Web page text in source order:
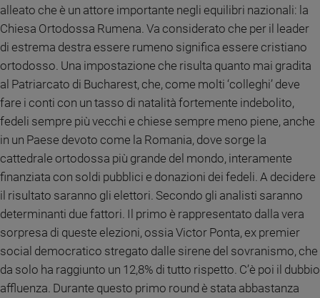
giovani
Adolescenza
Bioetica
Vai
Foto
Video
Podcast
Privacy
alleato che è un attore importante negli equilibri nazionali: la
Chiesa Ortodossa Rumena. Va considerato che per il leader
di estrema destra essere rumeno significa essere cristiano
ortodosso. Una impostazione che risulta quanto mai gradita
al Patriarcato di Bucharest, che, come molti ‘colleghi’ deve
fare i conti con un tasso di natalità fortemente indebolito,
fedeli sempre più vecchi e chiese sempre meno piene, anche
in un Paese devoto come la Romania, dove sorge la
cattedrale ortodossa più grande del mondo, interamente
finanziata con soldi pubblici e donazioni dei fedeli. A decidere
il risultato saranno gli elettori. Secondo gli analisti saranno
determinanti due fattori. Il primo è rappresentato dalla vera
sorpresa di queste elezioni, ossia Victor Ponta, ex premier
social democratico stregato dalle sirene del sovranismo, che
da solo ha raggiunto un 12,8% di tutto rispetto. C’è poi il dubbio
affluenza. Durante questo primo round è stata abbastanza